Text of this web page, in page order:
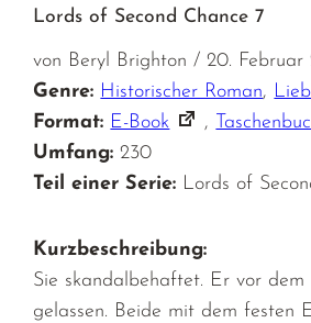
Lords of Second Chance 7
von Beryl Brighton / 20. Februar
Genre: Historischer Roman,
Format: E-Book ,
Umfang: 230
Teil einer Serie: Lords of
Kurzbeschreibung:
Sie skandalbehaftet. Er vor dem
gelassen. Beide mit dem festen